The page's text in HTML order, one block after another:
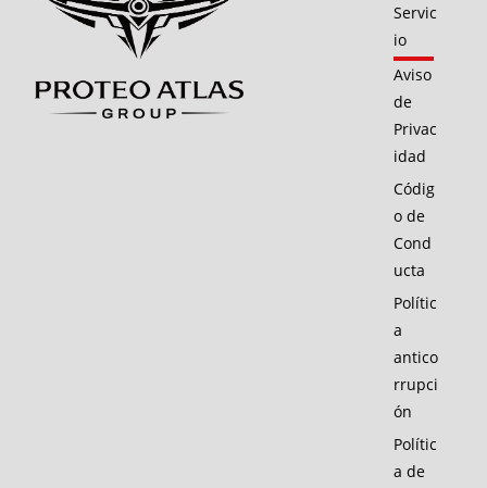
Servic
io
Aviso
de
Privac
idad
Códig
o de
Cond
ucta
Polític
a
antico
rrupci
ón
Polític
a de